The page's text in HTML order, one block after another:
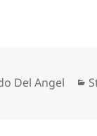
Del Angel